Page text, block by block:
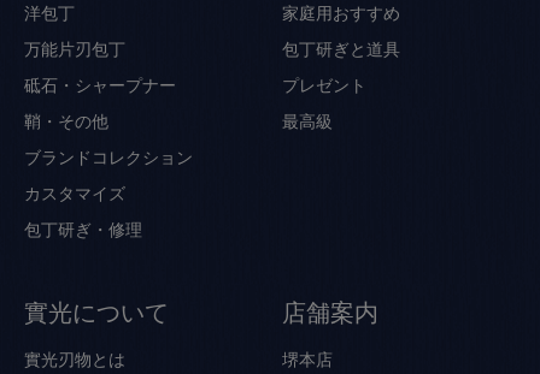
洋包丁
万能片刃包丁
砥石・シャープナー
鞘・その他
ブランドコレクション
カスタマイズ
包丁研ぎ・修理
家庭用おすすめ
包丁研ぎと道具
プレゼント
最高級
實光について
實光刃物とは
店舗案内
堺本店